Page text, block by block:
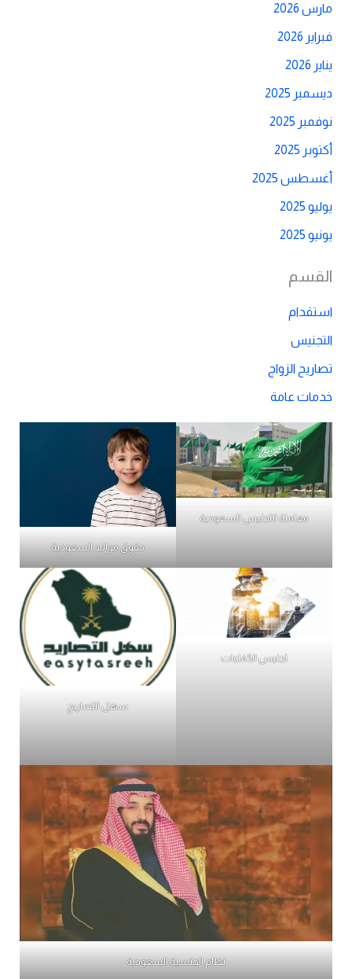
مارس 2026
فبراير 2026
يناير 2026
ديسمبر 2025
نوفمبر 2025
أكتوبر 2025
أغسطس 2025
يوليو 2025
يونيو 2025
القسم
استقدام
التجنيس
تصاريح الزواج
خدمات عامة
معاملة التجنيس السعودية
حقوق مواليد السعودية
تجنيس الكفاءات
سهل التصاريح
نظام الجنسية السعودية